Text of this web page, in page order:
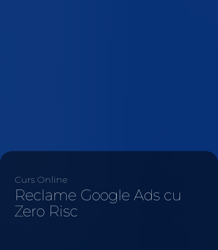
Curs Online
Reclame Google Ads cu
Zero Risc